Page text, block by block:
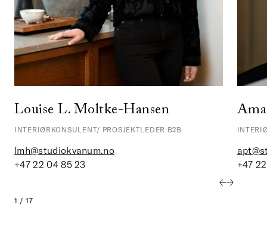
Louise L. Moltke-Hansen
INTERIØRKONSULENT/ PROSJEKTLEDER B2B
lmh@studiokvanum.no
+47 22 04 85 23
+47
1 / 17